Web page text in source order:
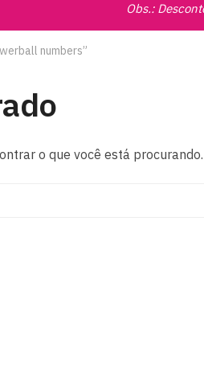
Obs.:
numbers”
o que você está